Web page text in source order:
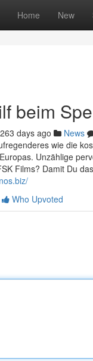
Home New
beim
263 days ago News
wie die
Unzählige
Films? Damit Du
Who Upvoted